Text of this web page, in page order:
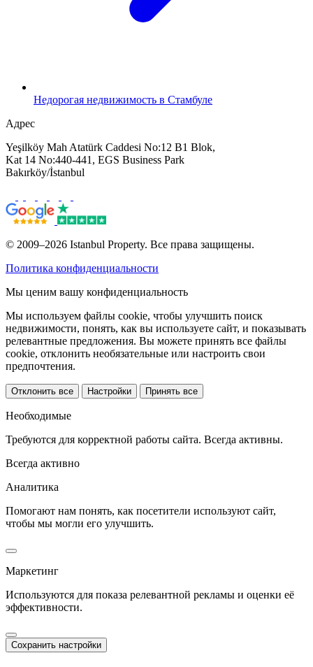
Недорогая недвижимость в Стамбуле
Адрес
Yeşilköy Mah Atatürk Caddesi No:12 B1 Blok,
Kat 14 No:440-441, EGS Business Park
Bakırköy/İstanbul
© 2009–2026 Istanbul Property. Все права защищены.
Политика конфиденциальности
Мы ценим вашу конфиденциальность
Мы используем файлы cookie, чтобы улучшить поиск
недвижимости, понять, как вы используете сайт, и показывать
релевантные предложения. Вы можете принять все файлы
cookie, отклонить необязательные или настроить свои
предпочтения.
Отклонить все Настройки Принять все
Необходимые
Требуются для корректной работы сайта. Всегда активны.
Всегда активно
Аналитика
Помогают нам понять, как посетители используют сайт,
чтобы мы могли его улучшить.
Маркетинг
Используются для показа релевантной рекламы и оценки её
эффективности.
Сохранить настройки